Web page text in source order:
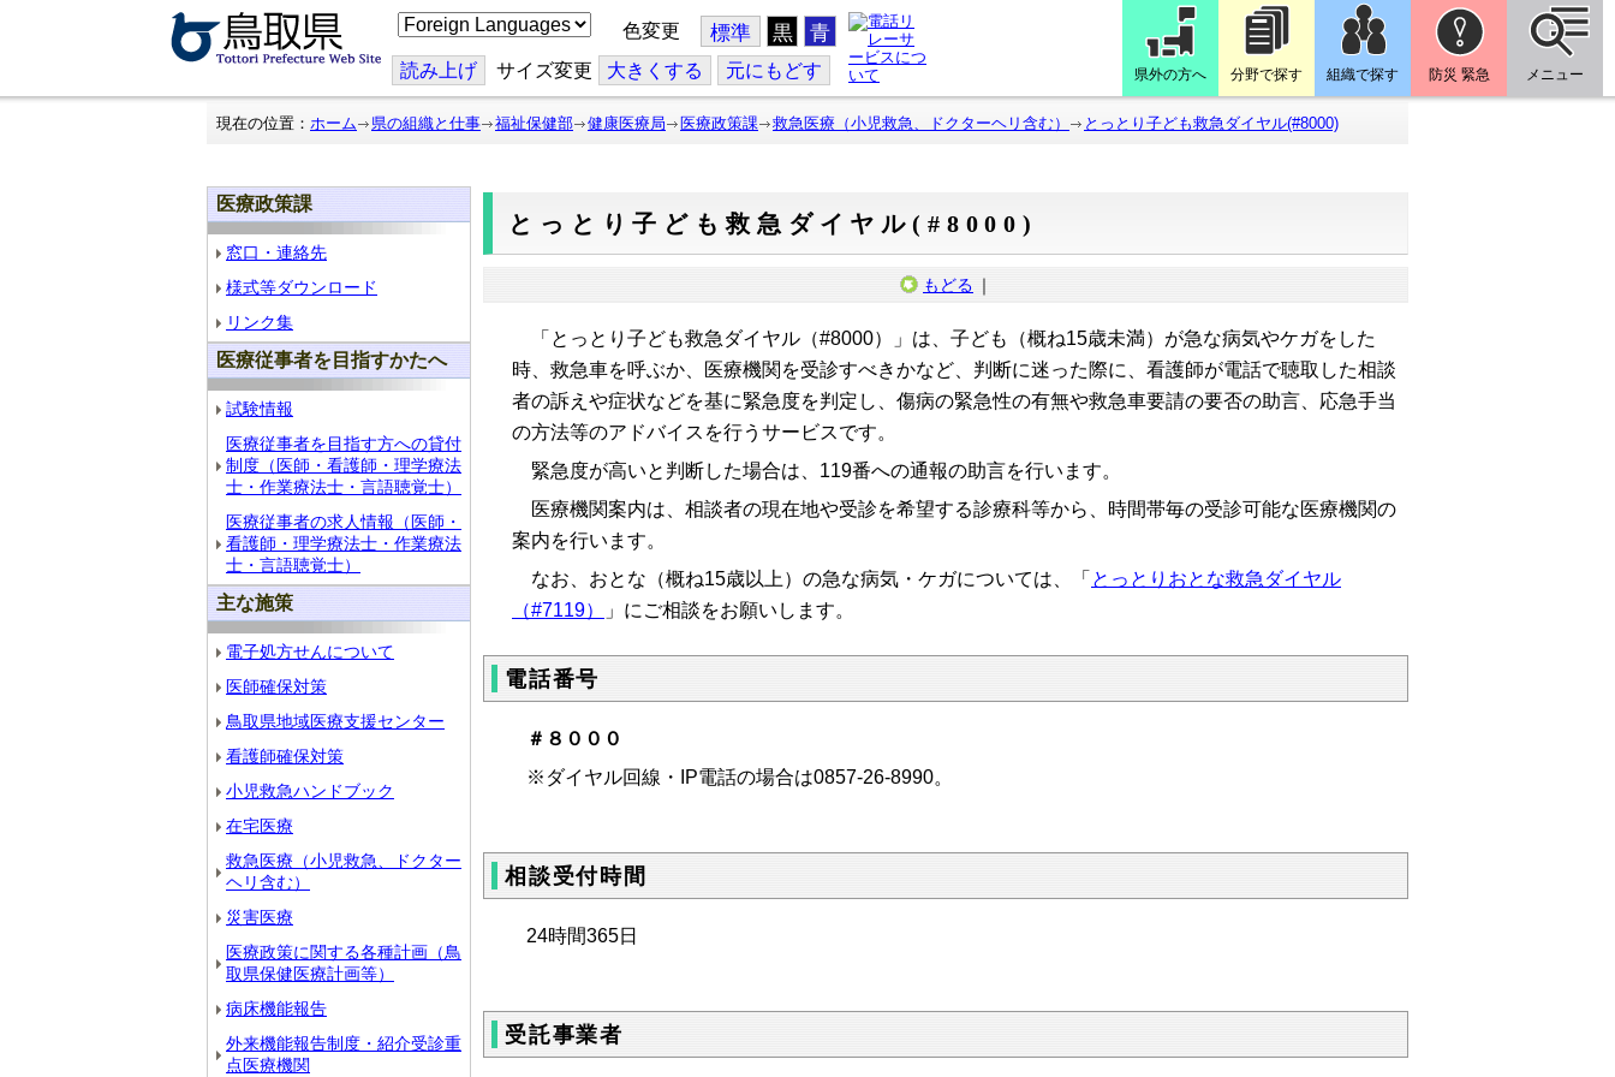
こ
の
ジ
を
翻
色変更 標準 黒 青
読み上げ サイズ変更 大きくする 元にもどす 県外の方へ 分野で探す 組織で探す 防災 緊急 メニュー
現在の位置： ホーム 県の組織と仕事 福祉保健部 健康医療局 医療政策課 救急医療（小児救急、ドクターヘリ含む） とっとり子ども救急ダイヤル(#8000)
医療政策課
窓口・連絡先
様式等ダウンロード
リンク集
医療従事者を目指すかたへ
試験情報
医療従事者を目指す方への貸付
制度（医師・看護師・理学療法
士・作業療法士・言語聴覚士）
医療従事者の求人情報（医師・
看護師・理学療法士・作業療法
士・言語聴覚士）
主な施策
電子処方せんについて
医師確保対策
鳥取県地域医療支援センター
看護師確保対策
小児救急ハンドブック
在宅医療
救急医療（小児救急、ドクター
ヘリ含む）
災害医療
医療政策に関する各種計画（鳥
取県保健医療計画等）
病床機能報告
外来機能報告制度・紹介受診重
点医療機関
とっとり子ども救急ダイヤル(#8000)
もどる ｜
「とっとり子ども救急ダイヤル（#8000）」は、子ども（概ね15歳未満）が急な病気やケガをした
時、救急車を呼ぶか、医療機関を受診すべきかなど、判断に迷った際に、看護師が電話で聴取した相談
者の訴えや症状などを基に緊急度を判定し、傷病の緊急性の有無や救急車要請の要否の助言、応急手当
の方法等のアドバイスを行うサービスです。
緊急度が高いと判断した場合は、119番への通報の助言を行います。
医療機関案内は、相談者の現在地や受診を希望する診療科等から、時間帯毎の受診可能な医療機関の
案内を行います。
なお、おとな（概ね15歳以上）の急な病気・ケガについては、「 とっとりおとな救急ダイヤル
（#7119）
」にご相談をお願いします。
電話番号
＃８０００
※ダイヤル回線・IP電話の場合は0857-26-8990。
相談受付時間
24時間365日
受託事業者